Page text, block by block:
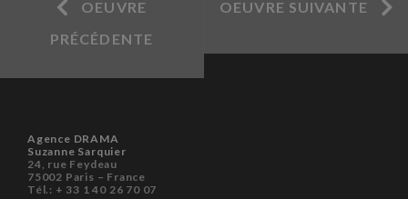
OEUVRE
PRÉCÉDENTE
OEUVRE SUIVANTE
Agence DRAMA
Suzanne Sarquier
24, rue Feydeau
75002 Paris – France
Tél.: + 33 1 40 26 70 07